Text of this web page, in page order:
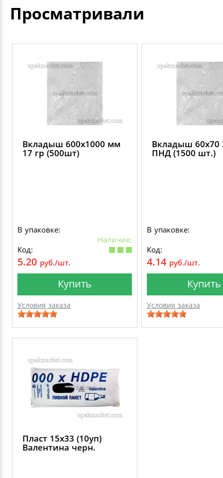
Просматривали
Вкладыш 600х1000 мм
17 гр (500шт)
В упаковке:
Наличие:
Код:
5.20 руб./шт.
Купить
Условия заказа
Вкладыш 60х70
ПНД (1500 шт.)
В упаковке:
Код:
4.14 руб./шт.
Купить
Условия заказа
Пласт 15х33 (10уп)
Валентина черн.